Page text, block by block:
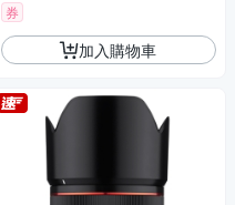
券
加入購物車